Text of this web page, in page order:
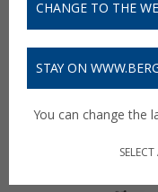
CHANGE TO THE
STAY ON
You can change the